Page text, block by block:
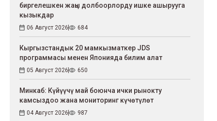
биргелешкен жаңы долбоорлорду ишке ашырууга
кызыкдар
06 Август 2026 684
Кыргызстандык 20 мамкызматкер JDS
программасы менен Японияда билим алат
05 Август 2026 650
Минкаб: Күйүүчү май боюнча ички рынокту
камсыздоо жана мониторинг күчөтүлөт
04 Август 2026 987